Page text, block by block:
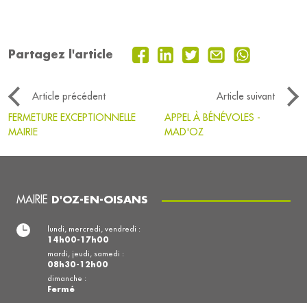
Partagez l'article
Article précédent
Article suivant
FERMETURE EXCEPTIONNELLE
MAIRIE
APPEL À BÉNÉVOLES -
MAD'OZ
MAIRIE D'OZ-EN-OISANS
lundi, mercredi, vendredi :
14h00-17h00
mardi, jeudi, samedi :
08h30-12h00
dimanche :
Fermé